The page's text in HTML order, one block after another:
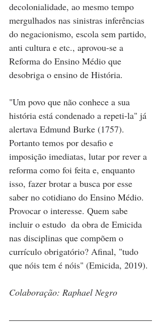
decolonialidade, ao mesmo tempo
mergulhados nas sinistras inferências
do negacionismo, escola sem partido,
anti cultura e etc., aprovou-se a
Reforma do Ensino Médio que
desobriga o ensino de História.
"Um povo que não conhece a sua
história está condenado a repeti-la" já
alertava Edmund Burke (1757).
Portanto temos por desafio e
imposição imediatas, lutar por rever a
reforma como foi feita e, enquanto
isso, fazer brotar a busca por esse
saber no cotidiano do Ensino Médio.
Provocar o interesse. Quem sabe
incluir o estudo  da obra de Emicida
nas disciplinas que compõem o
currículo obrigatório? Afinal, "tudo
que nóis tem é nóis" (Emicida, 2019).
Colaboração: Raphael Negro